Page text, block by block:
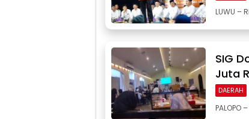
LUWU
SIG
Juta
DAERAH
PALOPO